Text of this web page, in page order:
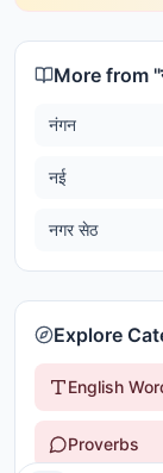
More from "
नंगन
नई
नगर सेठ
Explore
English
Proverbs